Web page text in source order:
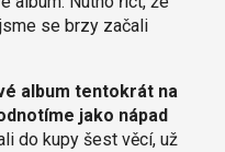
se brzy začali
album tentokrát na
jako nápad
do kupy šest věcí, už